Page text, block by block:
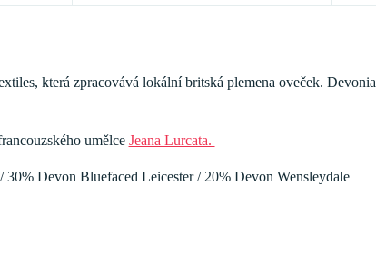
která zpracovává lokální britská plemena oveček.
umělce Jeana Lurcata.
Devon Bluefaced Leicester / 20% Devon Wensleydale